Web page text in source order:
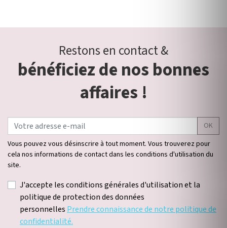
Restons en contact &
bénéficiez de nos bonnes
affaires !
OK
Vous pouvez vous désinscrire à tout moment. Vous trouverez pour
cela nos informations de contact dans les conditions d'utilisation du
site.
J'accepte les conditions générales d'utilisation et la
politique de protection des données
personnelles Prendre connaissance de notre politique de
confidentialité.